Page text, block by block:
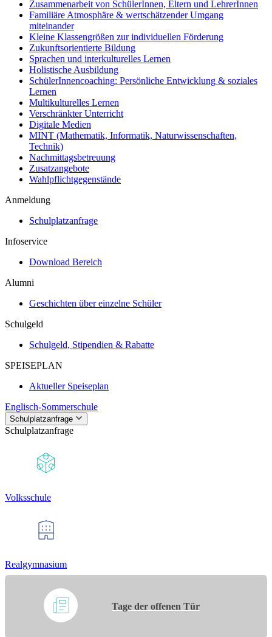
Zusammenarbeit von SchülerInnen, Eltern und LehrerInnen
Familiäre Atmosphäre & wertschätzender Umgang
miteinander
Kleine Klassengrößen zur individuellen Förderung
Zukunftsorientierte Bildung
Sprachen und interkulturelles Lernen
Holistische Ausbildung
SchülerInnencoaching: Persönliche Entwicklung & soziales
Lernen
Multikulturelles Lernen
Verschränkter Unterricht
Digitale Medien
MINT (Mathematik, Informatik, Naturwissenschaften,
Technik)
Nachmittagsbetreuung
Zusatzangebote
Wahlpflichtgegenstände
Anmeldung
Schulplatzanfrage
Infoservice
Download Bereich
Alumni
Geschichten über einzelne Schüler
Schulgeld
Schulgeld, Stipendien & Rabatte
SPEISEPLAN
Aktueller Speiseplan
Englisch-Sommerschule
Schulplatzanfrage
Schulplatzanfrage
Volksschule
Realgymnasium
Tage der offenen Tür